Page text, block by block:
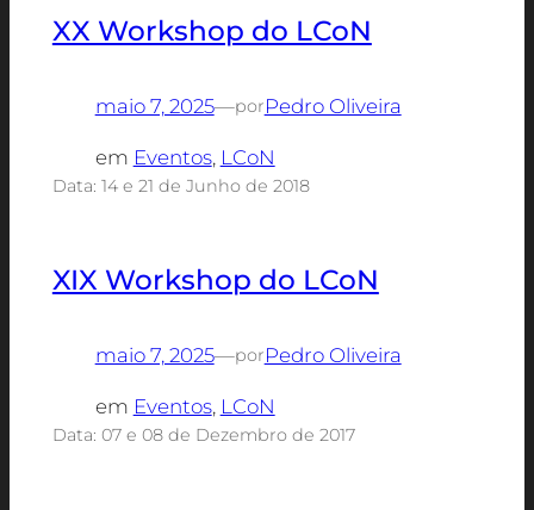
XX Workshop do LCoN
maio 7, 2025—porPedro Oliveira
em Eventos, LCoN
Data: 14 e 21 de Junho de 2018
XIX Workshop do LCoN
maio 7, 2025—porPedro Oliveira
em Eventos, LCoN
Data: 07 e 08 de Dezembro de 2017